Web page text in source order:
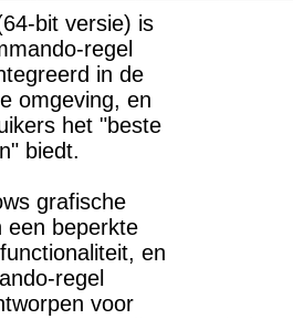
bit versie) is
regel
in de
omgeving, en
het "beste
biedt.
grafische
een beperkte
en
regel
voor